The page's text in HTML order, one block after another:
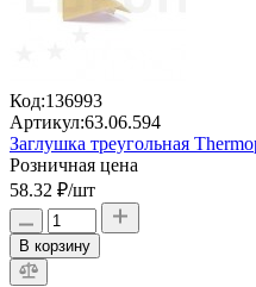
Код:136993
Артикул:63.06.594
Заглушка треугольная
Розничная цена
58.32 ₽/шт
В корзину